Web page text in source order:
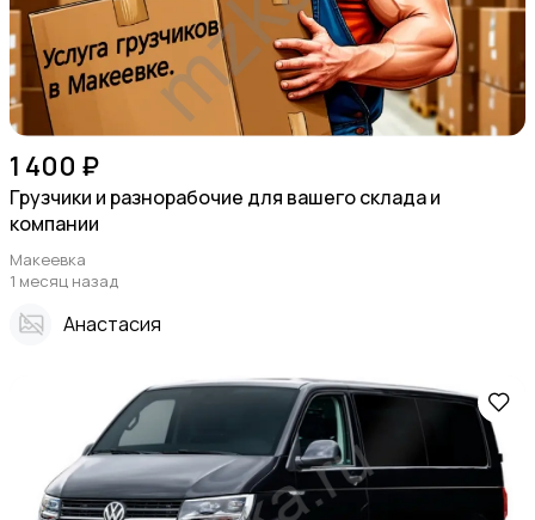
1 400 ₽
Грузчики и разнорабочие для вашего склада и
компании
Макеевка
1 месяц назад
Анастасия